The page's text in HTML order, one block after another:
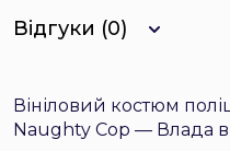
Відгуки (0)
Вініловий костюм
Naughty Cop — Влада в